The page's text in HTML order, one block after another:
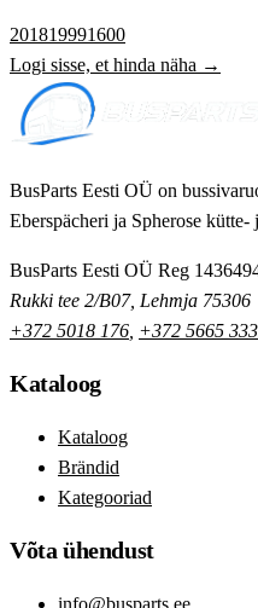
201819991600
Logi sisse, et hinda näha →
BusParts Eesti OÜ on
Eberspächeri ja Spherose kütte-
BusParts Eesti OÜ Reg
Rukki tee 2/B07, Lehmja 75306
+372 5018 176 +372 5665
Kataloog
Kataloog
Brändid
Kategooriad
Võta ühendust
info@busparts.ee